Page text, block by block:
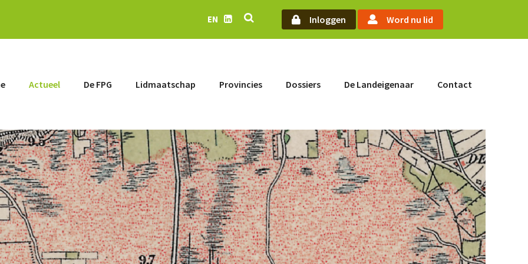
EN
Inloggen Word nu lid
Actueel De FPG Lidmaatschap Provincies Dossiers De Landeigenaar Contact
Home
Actueel
Nieuws